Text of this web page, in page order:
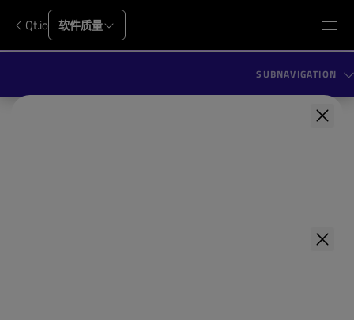
Qt.io 软件质量
SUBNAVIGATION